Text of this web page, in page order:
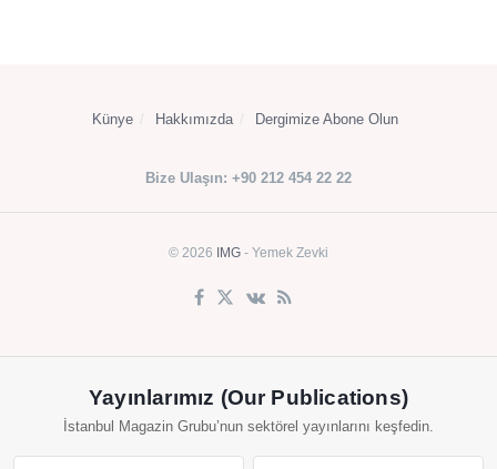
Künye Hakkımızda Dergimize Abone Olun
Bize Ulaşın: +90 212 454 22 22
© 2026 IMG - Yemek Zevki
Yayınlarımız (Our Publications)
İstanbul Magazin Grubu’nun sektörel yayınlarını keşfedin.